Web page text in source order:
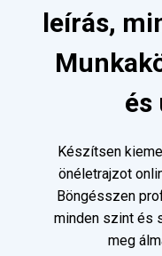
leírás,
és
Készítsen
önéletrajzot
Böngésszen
minden szint és
meg